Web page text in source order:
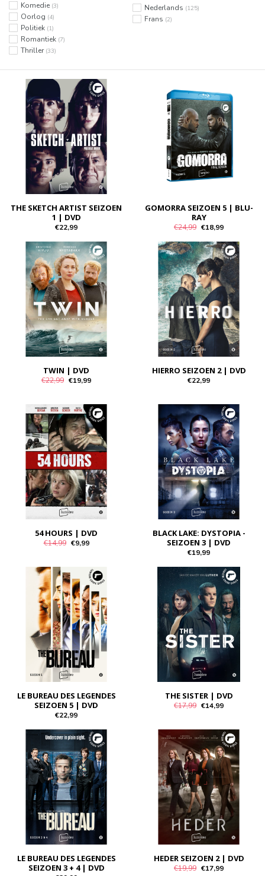
Komedie (3)
Oorlog (4)
Politiek (1)
Romantiek (7)
Thriller (33)
Nederlands (125)
Frans (2)
THE SKETCH ARTIST SEIZOEN
1 | DVD
€22,99
GOMORRA SEIZOEN 5 | BLU-
RAY
€24,99 €18,99
TWIN | DVD
€22,99 €19,99
HIERRO SEIZOEN 2 | DVD
€22,99
54 HOURS | DVD
€14,99 €9,99
BLACK LAKE: DYSTOPIA -
SEIZOEN 3 | DVD
€19,99
LE BUREAU DES LEGENDES
SEIZOEN 5 | DVD
€22,99
THE SISTER | DVD
€17,99 €14,99
LE BUREAU DES LEGENDES
SEIZOEN 3 + 4 | DVD
HEDER SEIZOEN 2 | DVD
€19,99 €17,99